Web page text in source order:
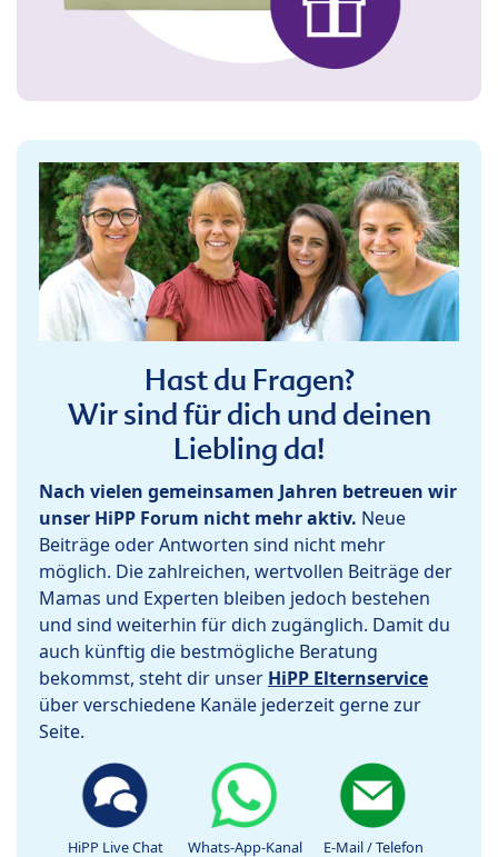
Hast du Fragen?
Wir sind für dich und deinen
Liebling da!
Nach vielen gemeinsamen Jahren betreuen wir
unser HiPP Forum nicht mehr aktiv. Neue
Beiträge oder Antworten sind nicht mehr
möglich. Die zahlreichen, wertvollen Beiträge der
Mamas und Experten bleiben jedoch bestehen
und sind weiterhin für dich zugänglich. Damit du
auch künftig die bestmögliche Beratung
bekommst, steht dir unser HiPP Elternservice
über verschiedene Kanäle jederzeit gerne zur
Seite.
HiPP Live Chat Whats-App-Kanal E-Mail / Telefon